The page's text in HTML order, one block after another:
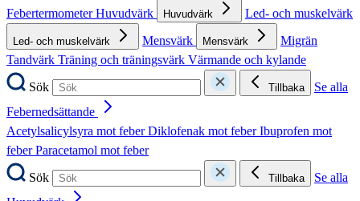
FebertermometerHuvudvärk Huvudvärk Led- och muskelvärk
Led- och muskelvärk Mensvärk Mensvärk
Migrän
Tandvärk Träning och träningsvärk Värmande och kylande
Sök
Tillbaka
Se alla
Febernedsättande
Acetylsalicylsyra mot feberDiklofenak mot feberIbuprofen mot
feberParacetamol mot feber
Sök
Tillbaka
Se alla